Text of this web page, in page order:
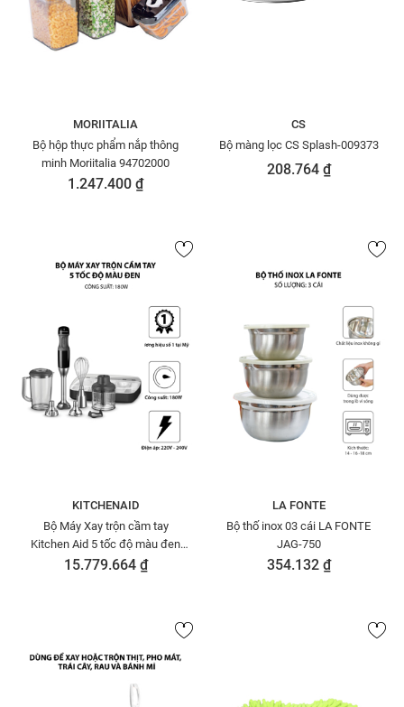
MORIITALIA
Bộ hộp thực phẩm nắp thông
minh Moriitalia 94702000
1.247.400 ₫
CS
Bộ màng lọc CS Splash-009373
208.764 ₫
KITCHENAID
Bộ Máy Xay trộn cầm tay
Kitchen Aid 5 tốc độ màu đen
5KHB2569GOB
15.779.664 ₫
LA FONTE
Bộ thố inox 03 cái LA FONTE
JAG-750
354.132 ₫